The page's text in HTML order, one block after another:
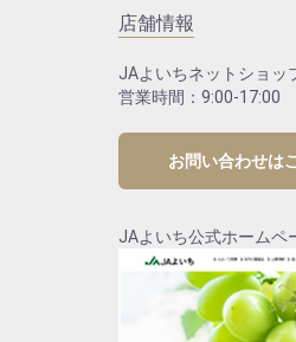
店舗情報
JAよいちネットショッ
営業時間：9:00-17:00
お問い合わせは
JAよいち公式ホームペ